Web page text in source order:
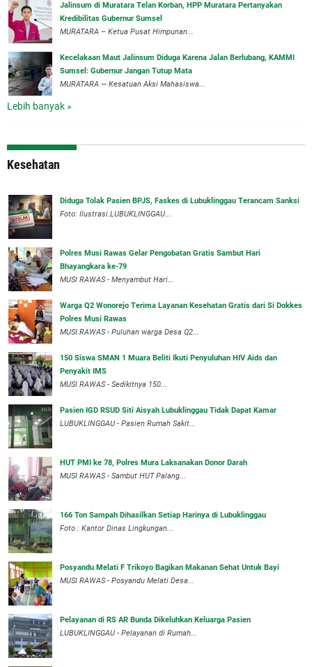
‎Jalinsum di Muratara Telan Korban, HPP Muratara Pertanyakan
Kredibilitas Gubernur Sumsel
MURATARA – Ketua Pusat Himpunan...
‎Kecelakaan Maut Jalinsum Diduga Karena Jalan Berlubang, KAMMI
Sumsel: Gubernur Jangan Tutup Mata
‎MURATARA — Kesatuan Aksi Mahasiswa...
Lebih banyak »
Kesehatan
Diduga Tolak Pasien BPJS, Faskes di Lubuklinggau Terancam Sanksi
Foto: Ilustrasi.LUBUKLINGGAU...
Polres Musi Rawas Gelar Pengobatan Gratis Sambut Hari
Bhayangkara ke-79
MUSI RAWAS - Menyambut Hari...
Warga Q2 Wonorejo Terima Layanan Kesehatan Gratis dari Si Dokkes
Polres Musi Rawas
MUSI RAWAS - Puluhan warga Desa Q2...
150 Siswa SMAN 1 Muara Beliti Ikuti Penyuluhan HIV Aids dan
Penyakit IMS
MUSI RAWAS - Sedikitnya 150...
Pasien IGD RSUD Siti Aisyah Lubuklinggau Tidak Dapat Kamar
LUBUKLINGGAU - Pasien Rumah Sakit...
HUT PMI ke 78, Polres Mura Laksanakan Donor Darah
MUSI RAWAS - Sambut HUT Palang...
166 Ton Sampah Dihasilkan Setiap Harinya di Lubuklinggau
Foto : Kantor Dinas Lingkungan...
Posyandu Melati F Trikoyo Bagikan Makanan Sehat Untuk Bayi
MUSI RAWAS - Posyandu Melati Desa...
Pelayanan di RS AR Bunda Dikeluhkan Keluarga Pasien
LUBUKLINGGAU - Pelayanan di Rumah...